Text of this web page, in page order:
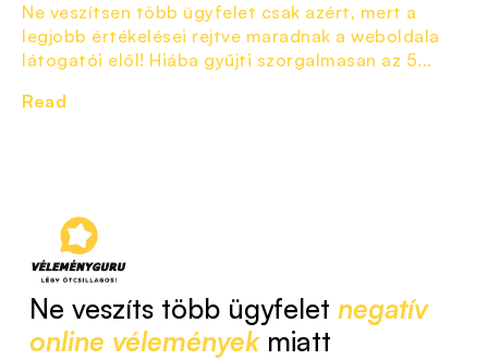
Ne veszítsen több ügyfelet csak azért, mert a
legjobb értékelései rejtve maradnak a weboldala
látogatói elől! Hiába gyűjti szorgalmasan az 5...
Read
Ne veszíts több ügyfelet negatív
online véleményekmiatt